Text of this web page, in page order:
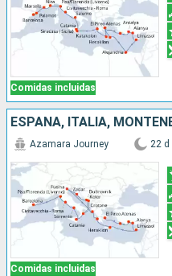
Comidas incluidas
Comidas incluidas
Azamara Journey 22 d